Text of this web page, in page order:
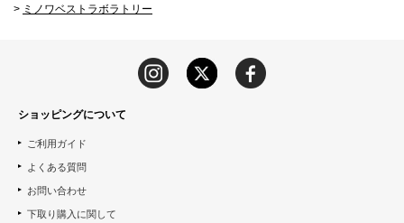
> ミノワベストラボラトリー
ショッピングについて
ご利用ガイド
よくある質問
お問い合わせ
下取り購入に関して